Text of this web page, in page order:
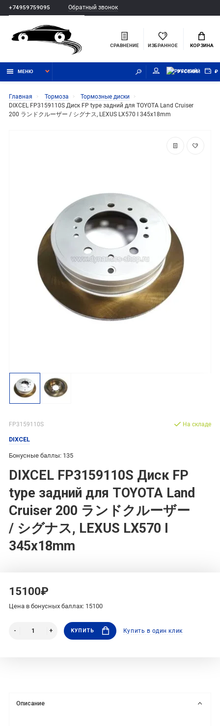
+74959759095 Обратный звонок
СРАВНЕНИЕ ИЗБРАННОЕ КОРЗИНА
МЕНЮ РУССКИЙ ₽
Главная Тормоза
Тормозные диски
DIXCEL FP3159110S Диск FP type задний для TOYOTA Land Cruiser
200 ランドクルーザー / シグナス, LEXUS LX570 I 345x18mm
FP3159110S
DIXCEL
Бонусные баллы: 135
DIXCEL FP3159110S Диск FP
type задний для TOYOTA Land
Cruiser 200 ランドクルーザー
/ シグナス, LEXUS LX570 I
345x18mm
На складе
15100₽
Цена в бонусных баллах: 15100
КУПИТЬ Купить в один клик
Описание